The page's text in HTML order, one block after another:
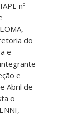
nº
do
e
e
Abril de
o